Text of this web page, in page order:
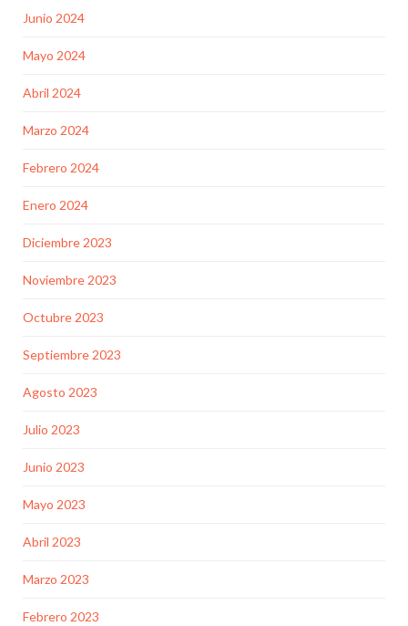
Junio 2024
Mayo 2024
Abril 2024
Marzo 2024
Febrero 2024
Enero 2024
Diciembre 2023
Noviembre 2023
Octubre 2023
Septiembre 2023
Agosto 2023
Julio 2023
Junio 2023
Mayo 2023
Abril 2023
Marzo 2023
Febrero 2023